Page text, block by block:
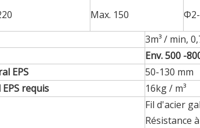
Max. 150
3m³ / min,
Env. 500 -
EPS
50-130 mm
requis
16kg / m³
Fil d'acier
Résistance